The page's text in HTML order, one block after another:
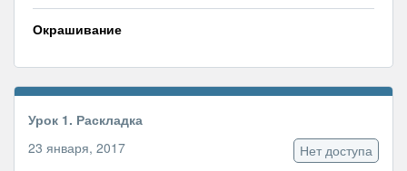
Окрашивание
Урок 1. Раскладка
23 января, 2017
Нет доступа